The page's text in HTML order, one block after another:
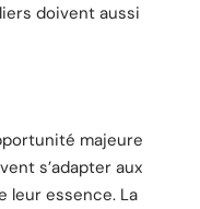
doivent aussi
majeure
s’adapter aux
leur essence. La